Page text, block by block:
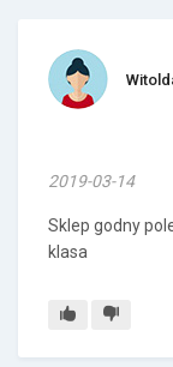
2019-03-14
Sklep godny
klasa